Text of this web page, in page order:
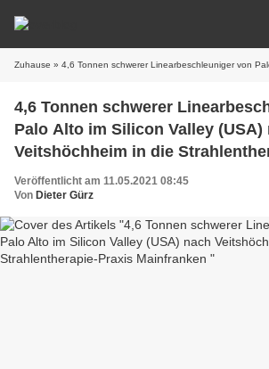
Zuhause » 4,6 Tonnen schwerer Linearbeschleuniger von Palo Alto im Silicon Valley (USA) nach
4,6 Tonnen schwerer
Palo Alto im Silicon Valley (USA)
Veitshöchheim in die
Mainfranken
Veröffentlicht am 11.05.2021 08:45
Von Dieter Gürz